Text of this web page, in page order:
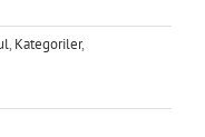
, Kategoriler,